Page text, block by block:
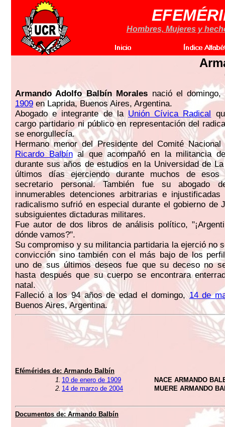
Hombres, Mujeres y
Armando Adolfo Balbín Morales nació el domingo,
1909 en Laprida, Buenos Aires, Argentina.
Abogado e integrante de la Unión Cívica Radical
cargo partidario ni público en representación del
se enorgullecía.
Hermano menor del Presidente del Comité
Ricardo Balbínal que acompañó en la militancia
durante sus años de estudios en la Universidad de
últimos días ejerciendo durante muchos de
secretario personal. También fue su abogado
innumerables detenciones arbitrarias e
radicalismo sufrió en especial durante el gobierno de
subsiguientes dictaduras militares.
Fue autor de dos libros de análisis político,
dónde vamos?".
Su compromiso y su militancia partidaria la ejerció no
convicción sino también con el más bajo de los
uno de sus últimos deseos fue que su deceso no
hasta después que su cuerpo se encontrara
natal.
Falleció a los 94 años de edad el domingo,14 de
Buenos Aires, Argentina.
Efémérides de: Armando Balbín
1. 10 de enero de 1909
NACE ARMANDO
2. 14 de marzo de 2004 MUERE ARMANDO
Documentos de: Armando Balbín